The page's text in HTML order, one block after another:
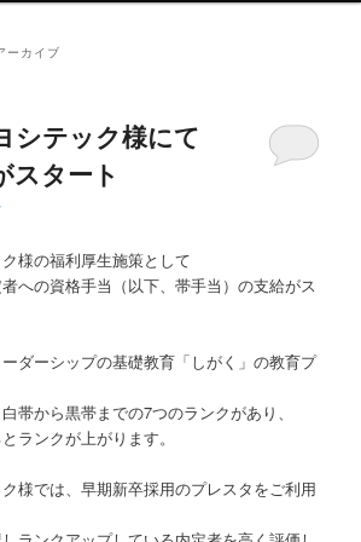
ーカイブ
シテック様にて
スタート
様の福利厚生施策として
者への資格手当（以下、帯手当）の支給がス
ダーシップの基礎教育「しがく」の教育プ
帯から黒帯までの7つのランクがあり、
ランクが上がります。
様では、早期新卒採用のプレスタをご利用